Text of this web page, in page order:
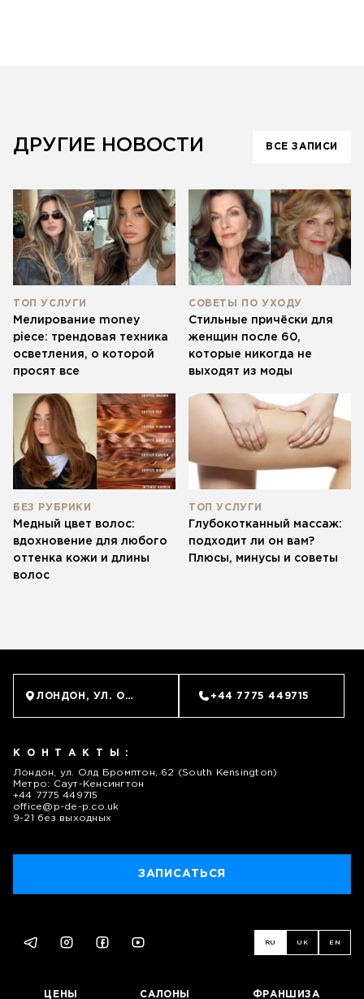
ДРУГИЕ НОВОСТИ ВСЕ ЗАПИСИ
ТОП УСЛУГИ
Мелирование money
piece: трендовая техника
осветления, о которой
просят все
СОВЕТЫ ПО УХОДУ
Стильные причёски для
женщин после 60,
которые никогда не
выходят из моды
БЕЗ РУБРИКИ
Медный цвет волос:
вдохновение для любого
оттенка кожи и длины
волос
ТОП УСЛУГИ
Глубокотканный массаж:
подходит ли он вам?
Плюсы, минусы и советы
ЛОНДОН, УЛ. ОЛД БРОМПТОН, 62 (SOUTH KENSINGTON)
+44 7775 449715
КОНТАКТЫ:
Лондон, ул. Олд Бромптон, 62 (South Kensington)
Метро: Саут-Кенсингтон
+44 7775 449715
office@p-de-p.co.uk
9-21 без выходных
ЗАПИСАТЬСЯ
RU UK EN
ЦЕНЫ САЛОНЫ ФРАНШИЗА